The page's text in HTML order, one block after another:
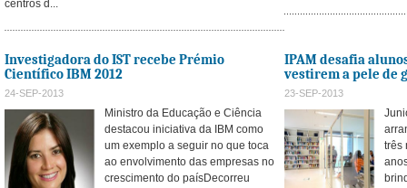
centros d...
Investigadora do IST recebe Prémio
Científico IBM 2012
24-SEP-2013
Ministro da Educação e Ciência
destacou iniciativa da IBM como
um exemplo a seguir no que toca
ao envolvimento das empresas no
crescimento do paísDecorreu
IPAM desafia
vestirem a pele de
23-SEP-2013
três